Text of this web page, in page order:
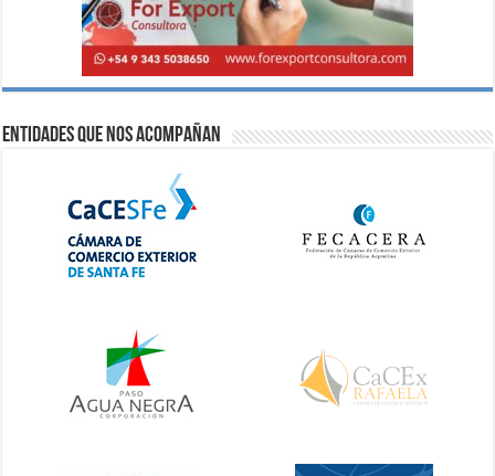
Entidades que nos acompañan